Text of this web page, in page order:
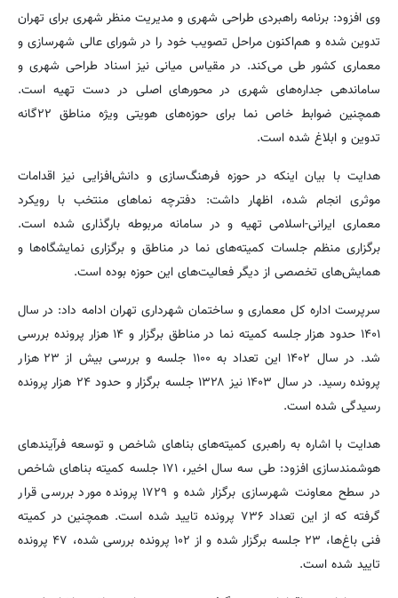
وی افزود: برنامه راهبردی طراحی شهری و مدیریت منظر شهری برای تهران
تدوین شده و هم‌اکنون مراحل تصویب خود را در شورای عالی شهرسازی و
معماری کشور طی می‌کند. در مقیاس میانی نیز اسناد طراحی شهری و
ساماندهی جداره‌های شهری در محورهای اصلی در دست تهیه است.
همچنین ضوابط خاص نما برای حوزه‌های هویتی ویژه مناطق ۲۲گانه
تدوین و ابلاغ شده است.
هدایت با بیان اینکه در حوزه فرهنگ‌سازی و دانش‌افزایی نیز اقدامات
موثری انجام شده، اظهار داشت: دفترچه نماهای منتخب با رویکرد
معماری ایرانی-اسلامی تهیه و در سامانه مربوطه بارگذاری شده است.
برگزاری منظم جلسات کمیته‌های نما در مناطق و برگزاری نمایشگاه‌ها و
همایش‌های تخصصی از دیگر فعالیت‌های این حوزه بوده است.
سرپرست اداره کل معماری و ساختمان شهرداری تهران ادامه داد: در سال
۱۴۰۱ حدود هزار جلسه کمیته نما در مناطق برگزار و ۱۴ هزار پرونده بررسی
شد. در سال ۱۴۰۲ این تعداد به ۱۱۰۰ جلسه و بررسی بیش از ۲۳ هزار
پرونده رسید. در سال ۱۴۰۳ نیز ۱۳۲۸ جلسه برگزار و حدود ۲۴ هزار پرونده
رسیدگی شده است.
هدایت با اشاره به راهبری کمیته‌های بناهای شاخص و توسعه فرآیندهای
هوشمندسازی افزود: طی سه سال اخیر، ۱۷۱ جلسه کمیته بناهای شاخص
در سطح معاونت شهرسازی برگزار شده و ۱۷۲۹ پرونده مورد بررسی قرار
گرفته که از این تعداد ۷۳۶ پرونده تایید شده است. همچنین در کمیته
فنی باغ‌ها، ۲۳ جلسه برگزار شده و از ۱۰۲ پرونده بررسی شده، ۴۷ پرونده
تایید شده است.